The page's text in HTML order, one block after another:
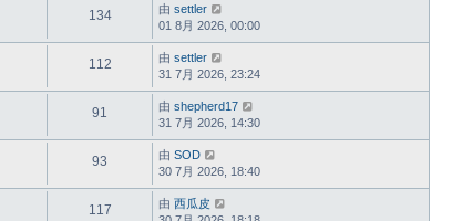
134 由 settler
01 8月 2026, 00:00
112 由 settler
31 7月 2026, 23:24
91 由 shepherd17
31 7月 2026, 14:30
93 由 SOD
30 7月 2026, 18:40
117 由 西瓜皮